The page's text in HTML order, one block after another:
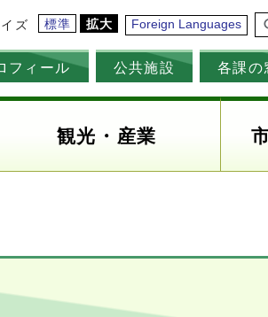
ズ 標準 拡大 Foreign Languages
フィール 公共施設 各課の
観光・産業